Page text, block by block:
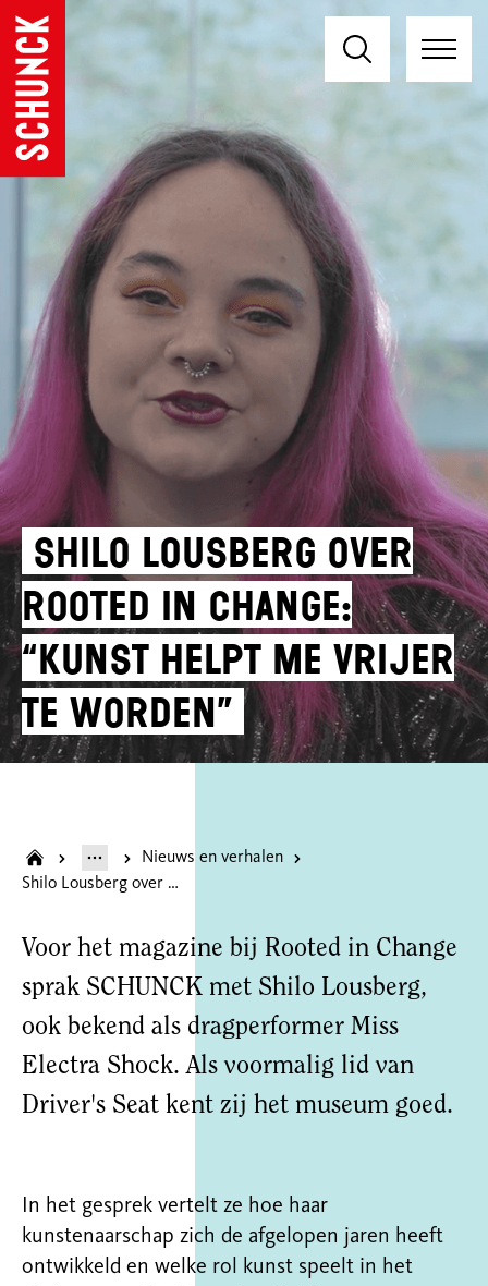
Shilo Lousberg over
Rooted in Change:
“Kunst helpt me vrijer
te worden”
Nieuws en verhalen
Shilo Lousberg over Rooted in Change: “Kunst helpt me vrijer te worden”
Voor het magazine bij Rooted in Change
sprak SCHUNCK met Shilo Lousberg,
ook bekend als dragperformer Miss
Electra Shock. Als voormalig lid van
Driver's Seat kent zij het museum goed.
In het gesprek vertelt ze hoe haar
kunstenaarschap zich de afgelopen jaren heeft
ontwikkeld en welke rol kunst speelt in het